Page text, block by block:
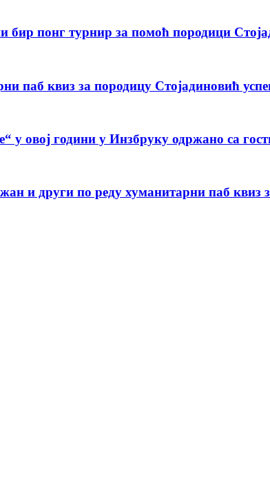
бир понг турнир за помоћ породици
паб квиз за породицу Стојадиновић
у овој години у Инзбруку одржано са
и други по реду хуманитарни паб квиз